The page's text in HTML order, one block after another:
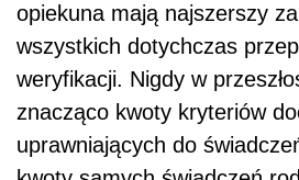
opiekuna mają najszerszy
wszystkich dotychczas
weryfikacji. Nigdy w
znacząco kwoty kryteriów
uprawniających do